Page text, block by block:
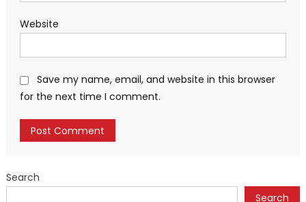
Website
Save my name, email, and website in this browser
for the next time I comment.
Search
Search